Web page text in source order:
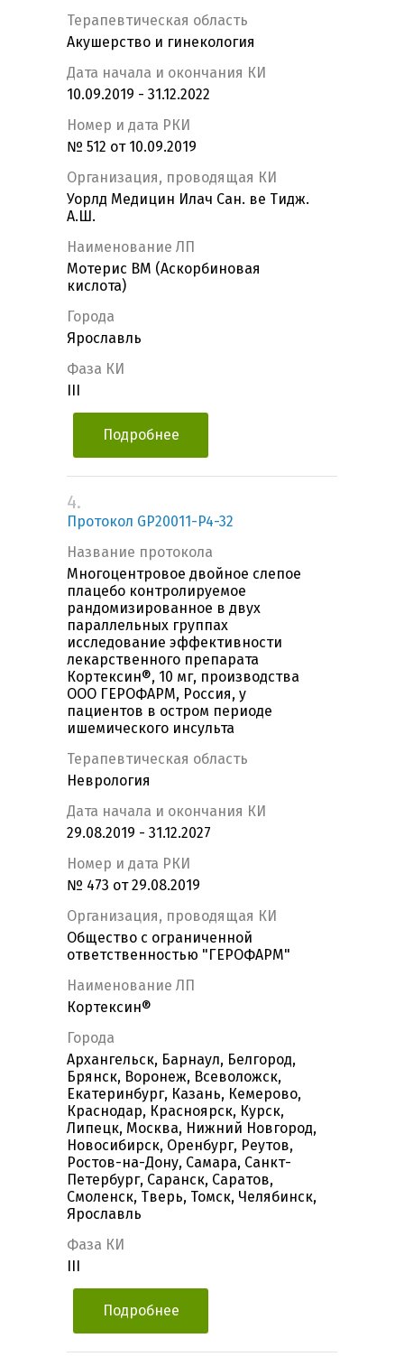
Терапевтическая область
Акушерство и гинекология
Дата начала и окончания КИ
10.09.2019 - 31.12.2022
Номер и дата РКИ
№ 512 от 10.09.2019
Организация, проводящая КИ
Уорлд Медицин Илач Сан. ве Тидж.
А.Ш.
Наименование ЛП
Мотерис ВМ (Аскорбиновая
кислота)
Города
Ярославль
Фаза КИ
Подробнее
4.
Протокол GP20011-P4-32
Название протокола
Многоцентровое двойное слепое
плацебо контролируемое
рандомизированное в двух
параллельных группах
исследование эффективности
лекарственного препарата
Кортексин®, 10 мг, производства
ООО ГЕРОФАРМ, Россия, у
пациентов в остром периоде
ишемического инсульта
Терапевтическая область
Неврология
Дата начала и окончания КИ
29.08.2019 - 31.12.2027
Номер и дата РКИ
№ 473 от 29.08.2019
Организация, проводящая КИ
Общество с ограниченной
ответственностью "ГЕРОФАРМ"
Наименование ЛП
Кортексин®
Города
Архангельск, Барнаул, Белгород,
Брянск, Воронеж, Всеволожск,
Екатеринбург, Казань, Кемерово,
Краснодар, Красноярск, Курск,
Липецк, Москва, Нижний Новгород,
Новосибирск, Оренбург, Реутов,
Ростов-на-Дону, Самара, Санкт-
Петербург, Саранск, Саратов,
Смоленск, Тверь, Томск, Челябинск,
Ярославль
Фаза КИ
Подробнее